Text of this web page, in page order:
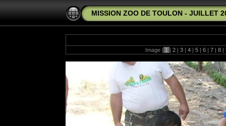
MISSION ZOO DE TOULON - JUILLET
Image | 1 | 2 | 3 | 4 | 5 | 6 | 7 | 8 |